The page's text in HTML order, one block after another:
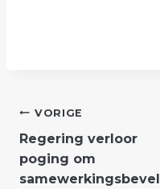
POST
NAVIGATION
VORIGE
Regering verloor
poging om
samewerkingsbevel